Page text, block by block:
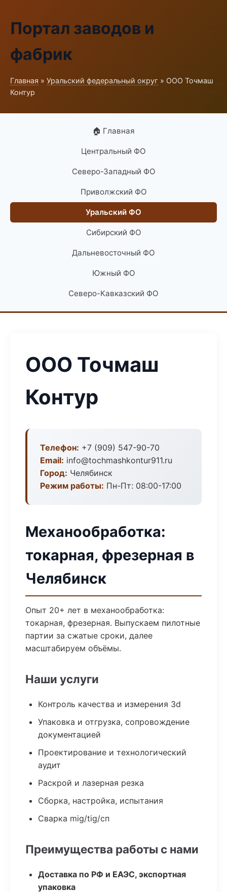
Портал заводов и
фабрик
Главная » Уральский федеральный округ » ООО Точмаш
Контур
🏠 Главная
Центральный ФО
Северо-Западный ФО
Приволжский ФО
Уральский ФО
Сибирский ФО
Дальневосточный ФО
Южный ФО
Северо-Кавказский ФО
ООО Точмаш
Контур
Телефон: +7 (909) 547-90-70
Email: info@tochmashkontur911.ru
Город: Челябинск
Режим работы: Пн-Пт: 08:00-17:00
Механообработка:
токарная, фрезерная в
Челябинск
Опыт 20+ лет в механообработка:
токарная, фрезерная. Выпускаем пилотные
партии за сжатые сроки, далее
масштабируем объёмы.
Наши услуги
Контроль качества и измерения 3d
Упаковка и отгрузка, сопровождение
документацией
Проектирование и технологический
аудит
Раскрой и лазерная резка
Сборка, настройка, испытания
Сварка mig/tig/сп
Преимущества работы с нами
Доставка по РФ и ЕАЭС, экспортная
упаковка